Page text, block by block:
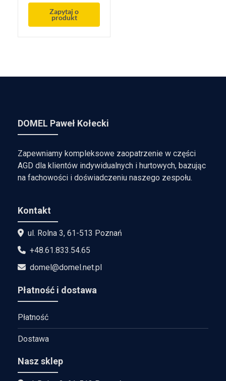
Zapytaj o
produkt
DOMEL Paweł Kołecki
Zapewniamy kompleksowe zaopatrzenie w części
AGD dla klientów indywidualnych i hurtowych, bazując
na fachowości i doświadczeniu naszego zespołu.
Kontakt
ul. Rolna 3, 61-513 Poznań
+48.61.833.54.65
domel@domel.net.pl
Płatność i dostawa
Płatność
Dostawa
Nasz sklep